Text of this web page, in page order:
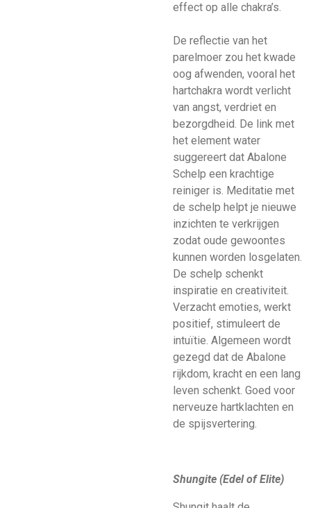
effect op alle chakra’s.
De reflectie van het
parelmoer zou het kwade
oog afwenden, vooral het
hartchakra wordt verlicht
van angst, verdriet en
bezorgdheid. De link met
het element water
suggereert dat Abalone
Schelp een krachtige
reiniger is. Meditatie met
de schelp helpt je nieuwe
inzichten te verkrijgen
zodat oude gewoontes
kunnen worden losgelaten.
De schelp schenkt
inspiratie en creativiteit.
Verzacht emoties, werkt
positief, stimuleert de
intuïtie. Algemeen wordt
gezegd dat de Abalone
rijkdom, kracht en een lang
leven schenkt. Goed voor
nerveuze hartklachten en
de spijsvertering.
Shungite (Edel of Elite)